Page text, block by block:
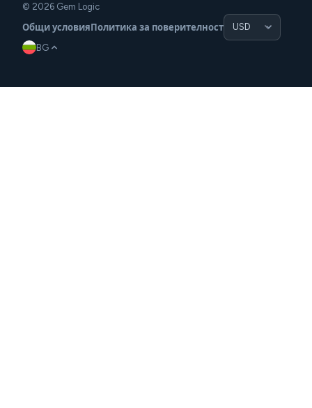
© 2026 Gem Logic
Общи условияПолитика за поверителност
BG